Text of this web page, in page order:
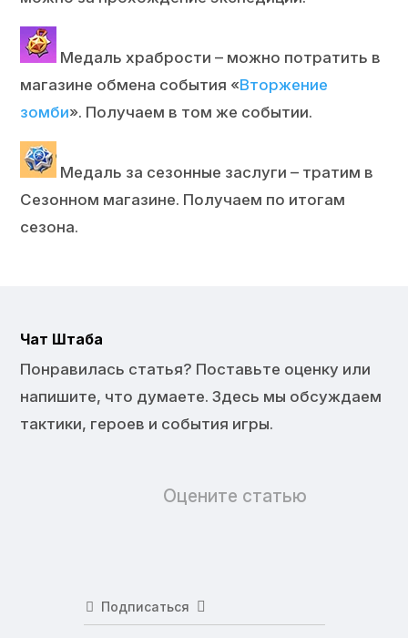
Медаль храбрости – можно потратить в
магазине обмена события «Вторжение
зомби». Получаем в том же событии.
Медаль за сезонные заслуги – тратим в
Сезонном магазине. Получаем по итогам
сезона.
Чат Штаба
Понравилась статья? Поставьте оценку или
напишите, что думаете. Здесь мы обсуждаем
тактики, героев и события игры.
Оцените статью
Подписаться